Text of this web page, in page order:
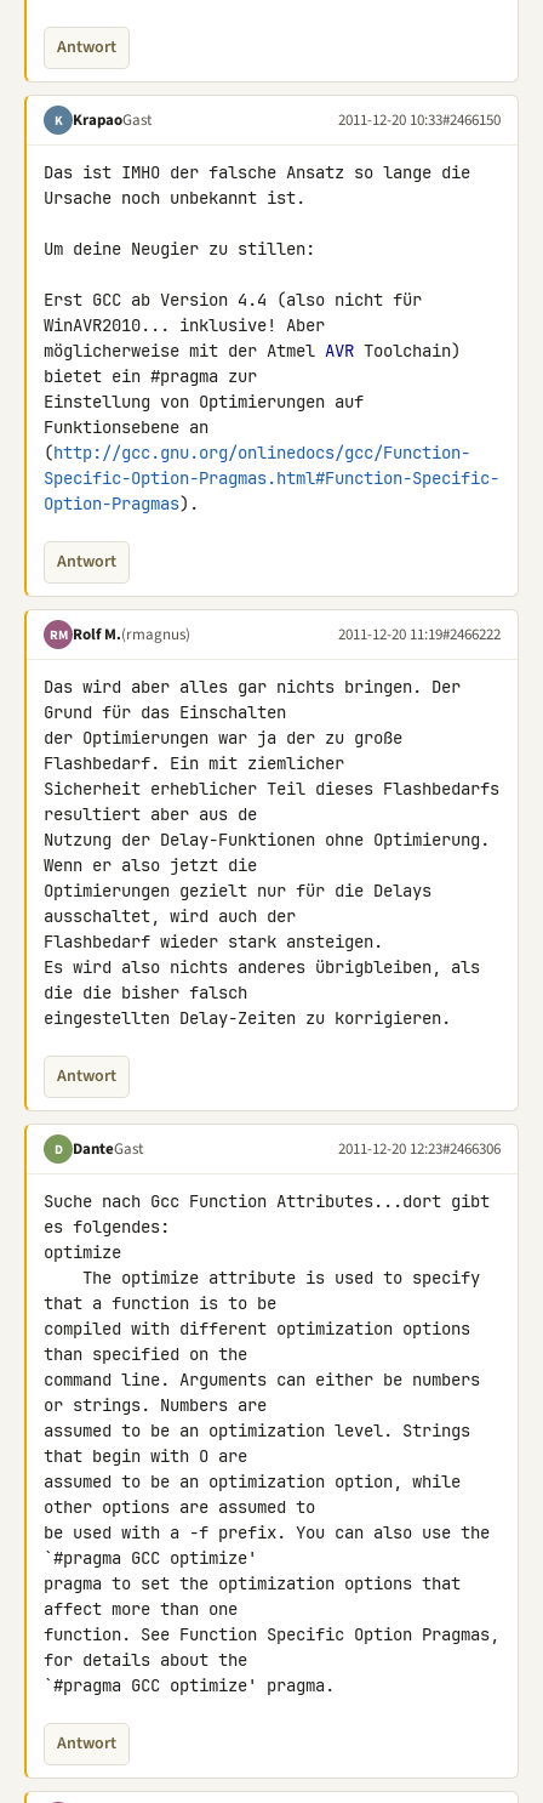
Antwort
K KrapaoGast 2011-12-20 10:33#2466150
Das ist IMHO der falsche Ansatz so lange die
Ursache noch unbekannt ist.
Um deine Neugier zu stillen:
Erst GCC ab Version 4.4 (also nicht für
WinAVR2010... inklusive! Aber
möglicherweise mit der Atmel AVR Toolchain)
bietet ein #pragma zur
Einstellung von Optimierungen auf
Funktionsebene an
(http://gcc.gnu.org/onlinedocs/gcc/Function-
Specific-Option-Pragmas.html#Function-Specific-
Option-Pragmas).
Antwort
RM Rolf M.(rmagnus) 2011-12-20 11:19#2466222
Das wird aber alles gar nichts bringen. Der
Grund für das Einschalten
der Optimierungen war ja der zu große
Flashbedarf. Ein mit ziemlicher
Sicherheit erheblicher Teil dieses Flashbedarfs
resultiert aber aus de
Nutzung der Delay-Funktionen ohne Optimierung.
Wenn er also jetzt die
Optimierungen gezielt nur für die Delays
ausschaltet, wird auch der
Flashbedarf wieder stark ansteigen.
Es wird also nichts anderes übrigbleiben, als
die die bisher falsch
eingestellten Delay-Zeiten zu korrigieren.
Antwort
D DanteGast 2011-12-20 12:23#2466306
Suche nach Gcc Function Attributes...dort gibt
es folgendes:
optimize
that a function is to be
compiled with different optimization options
than specified on the
command line. Arguments can either be numbers
or strings. Numbers are
assumed to be an optimization level. Strings
that begin with O are
assumed to be an optimization option, while
other options are assumed to
be used with a -f prefix. You can also use the
`#pragma GCC optimize'
pragma to set the optimization options that
affect more than one
function. See Function Specific Option Pragmas,
for details about the
`#pragma GCC optimize' pragma.
Antwort